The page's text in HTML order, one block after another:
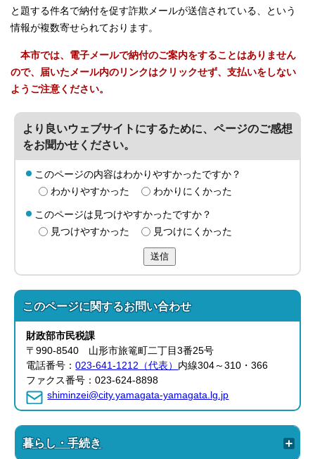
と題する件名で納付を促す詐欺メールが送信されている、という
情報が複数寄せられております。
本市では、電子メールで納付のご案内をすることはありません
ので、届いたメール内のリンクはクリックせず、支払いをしない
ようご注意ください。
より良いウェブサイトにするために、ページのご感想
をお聞かせください。
このページの内容はわかりやすかったですか？
わかりやすかった
わかりにくかった
このページは見つけやすかったですか？
見つけやすかった
見つけにくかった
送信
このページに関するお問い合わせ
財政部市民税課
〒990-8540 山形市旅篭町二丁目3番25号
電話番号：023-641-1212（代表） 内線304～310・366
ファクス番号：023-624-8898
shiminzei@city.yamagata-yamagata.lg.jp
暮らし・手続き